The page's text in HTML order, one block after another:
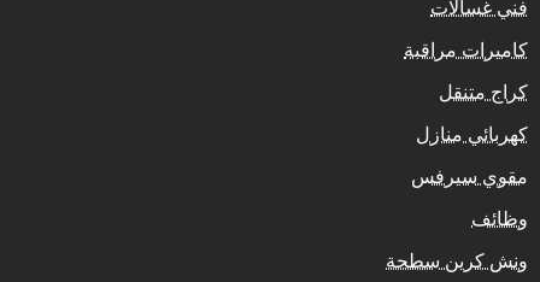
فني غسالات
كاميرات مراقبة
كراج متنقل
كهربائي منازل
مقوي سيرفس
وظائف
ونش كرين سطحة